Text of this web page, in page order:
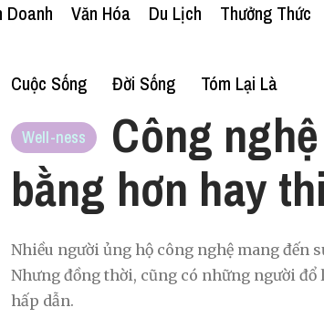
Doanh Văn Hóa Du Lịch Thưởng Thức
Cuộc Sống Đời Sống Tóm Lại Là
Well-ness
Công
bằng hơn hay
Nhiều người ủng hộ công nghệ mang đến
Nhưng đồng thời, cũng có những người
hấp dẫn.